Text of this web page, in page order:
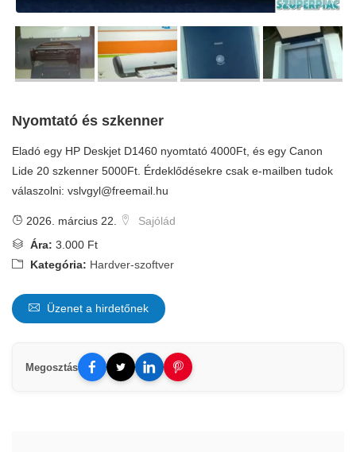
Nyomtató és szkenner
Eladó egy HP Deskjet D1460 nyomtató 4000Ft, és egy Canon
Lide 20 szkenner 5000Ft. Érdeklődésekre csak e-mailben tudok
válaszolni: vslvgyl@freemail.hu
2026. március 22.
Sajólád
Ára: 3.000 Ft
Kategória: Hardver-szoftver
Üzenet a hirdetőnek
Megosztás